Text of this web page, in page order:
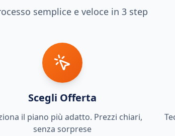
semplice e veloce in 3 step
Scegli Offerta
il piano più adatto. Prezzi chiari,
senza sorprese